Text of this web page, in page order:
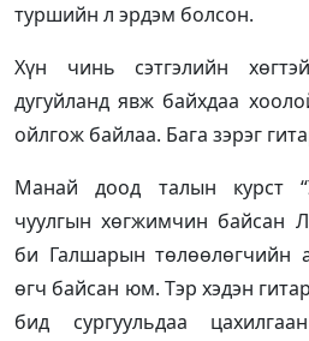
туршийн л эрдэм болсон.
Хүн чинь сэтгэлийн
дугуйланд явж байхдаа
ойлгож байлаа. Бага зэрэг
Манай доод талын курст
чуулгын хөгжимчин байсан
би Галшарын төлөөлөгчийн
өгч байсан юм. Тэр хэдэн
бид сургуульдаа